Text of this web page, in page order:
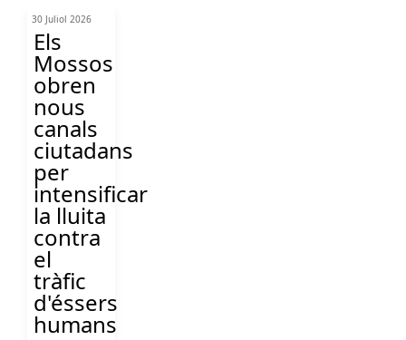
30 Juliol 2026
Els
Mossos
obren
nous
canals
ciutadans
per
intensificar
la lluita
contra
el
tràfic
d'éssers
humans